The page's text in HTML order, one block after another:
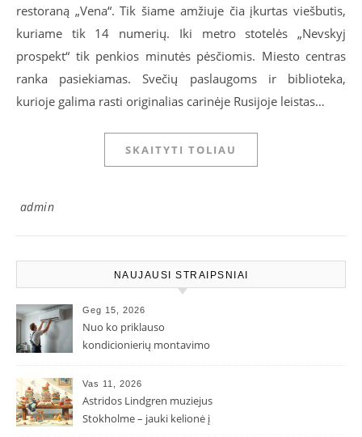
restoraną „Vena“. Tik šiame amžiuje čia įkurtas viešbutis,
kuriame tik 14 numerių. Iki metro stotelės „Nevskyj
prospekt“ tik penkios minutės pėsčiomis. Miesto centras
ranka pasiekiamas. Svečių paslaugoms ir biblioteka,
kurioje galima rasti originalias carinėje Rusijoje leistas…
SKAITYTI TOLIAU
admin
NAUJAUSI STRAIPSNIAI
Geg 15, 2026
Nuo ko priklauso
kondicionierių montavimo
Vas 11, 2026
Astridos Lindgren muziejus
Stokholme – jauki kelionė į